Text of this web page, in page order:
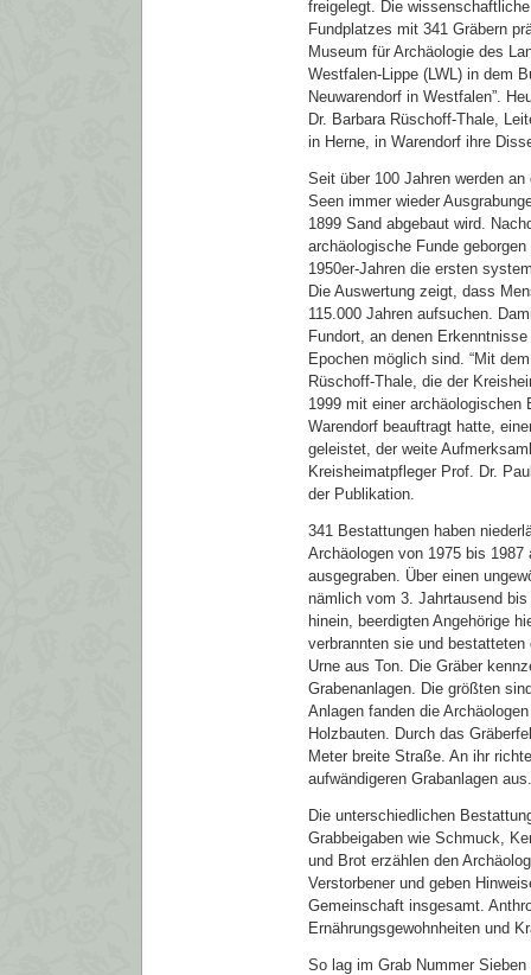
freigelegt. Die
Fundplatzes mit 341 Gräbern
Museum für Archäologie des
Westfalen-Lippe (LWL) in dem
Neuwarendorf in Westfalen”.
Dr. Barbara Rüschoff-Thale,
in Herne, in Warendorf ihre
Seit über 100 Jahren werden
Seen immer wieder
1899 Sand abgebaut wird.
archäologische Funde
1950er-Jahren die ersten
Die Auswertung zeigt, dass
115.000 Jahren aufsuchen.
Fundort, an denen
Epochen möglich sind. “Mit
Rüschoff-Thale, die der
1999 mit einer archäologischen
Warendorf beauftragt hatte,
geleistet, der weite
Kreisheimatpfleger Prof. Dr.
der Publikation.
341 Bestattungen haben
Archäologen von 1975 bis 1987
ausgegraben. Über einen
nämlich vom 3. Jahrtausend
hinein, beerdigten Angehörige
verbrannten sie und bestatteten
Urne aus Ton. Die Gräber
Grabenanlagen. Die größten
Anlagen fanden die
Holzbauten. Durch das
Meter breite Straße. An ihr
aufwändigeren Grabanlagen aus.
Die unterschiedlichen
Grabbeigaben wie Schmuck,
und Brot erzählen den
Verstorbener und geben
Gemeinschaft insgesamt.
Ernährungsgewohnheiten und
So lag im Grab Nummer